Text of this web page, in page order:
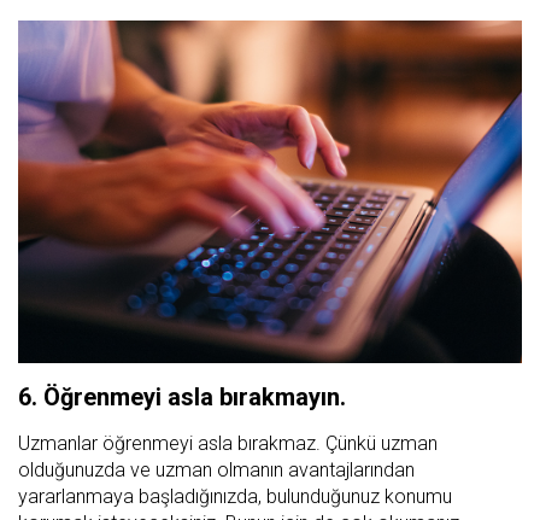
6. Öğrenmeyi asla bırakmayın.
Uzmanlar öğrenmeyi asla bırakmaz. Çünkü uzman
olduğunuzda ve uzman olmanın avantajlarından
yararlanmaya başladığınızda, bulunduğunuz konumu